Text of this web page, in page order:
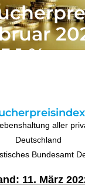
%
aller
Deutschland
Bundesamt
11. März